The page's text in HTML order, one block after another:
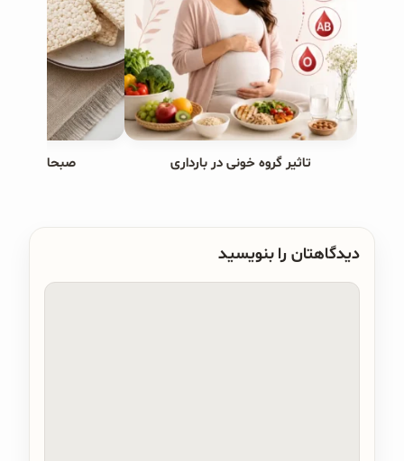
تاثیر گروه خونی در بارداری صبحانه های
دیدگاهتان را بنویسید